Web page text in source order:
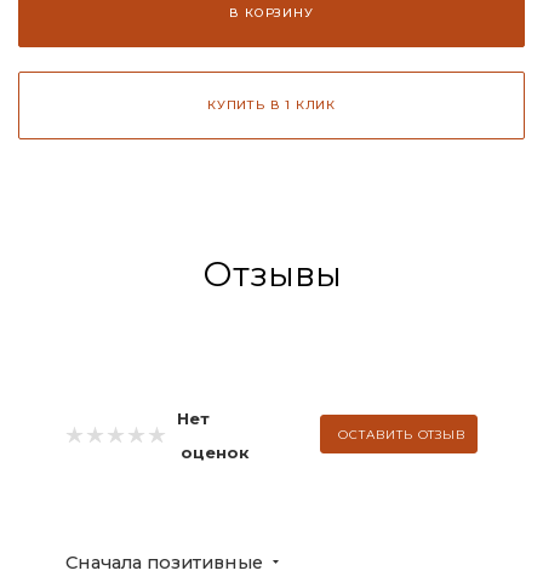
В КОРЗИНУ
КУПИТЬ В 1 КЛИК
Отзывы
Нет
оценок
ОСТАВИТЬ ОТЗЫВ
Сначала позитивные